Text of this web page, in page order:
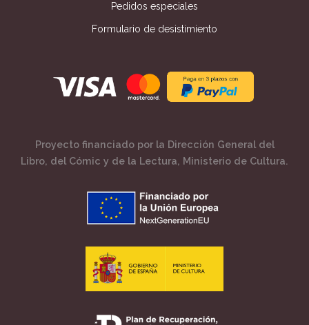
Pedidos especiales
Formulario de desistimiento
Proyecto financiado por la Dirección General del
Libro, del Cómic y de la Lectura, Ministerio de Cultura.